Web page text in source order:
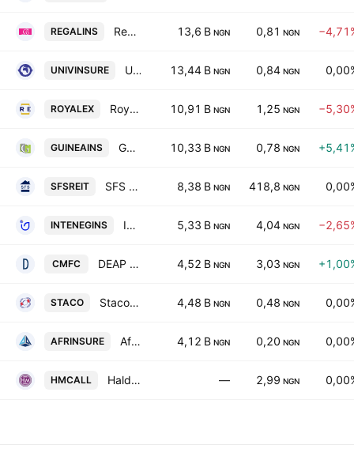
REGALINS Regency Alliance Insurance PLC 13,6 B NGN 0,81 NGN
UNIVINSURE Universal Insurance Plc 13,44 B NGN 0,84 NGN
ROYALEX Royal Exchange PLC 10,91 B NGN 1,25 NGN
GUINEAINS Guinea Insurance PLC 10,33 B NGN 0,78 NGN
SFSREIT SFS Real Estate Investment Trust 8,38 B NGN 418,8 NGN
INTENEGINS International Energy Insurance Co. Plc 5,33 B NGN 4,04 NGN
CMFC DEAP Capital Management & Trust Plc 4,52 B NGN 3,03 NGN
STACO Staco Insurance PLC 4,48 B NGN 0,48 NGN
AFRINSURE African Alliance Insurance PLC 4,12 B NGN 0,20 NGN
HMCALL Haldane McCall Plc — 2,99 NGN